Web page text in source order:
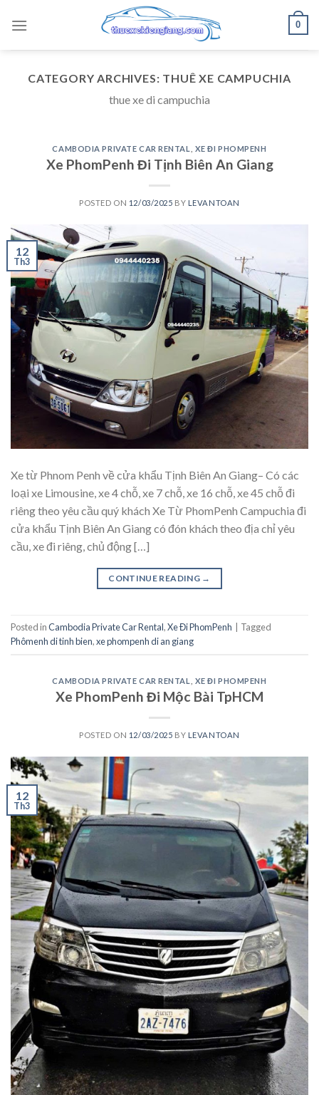
0
CATEGORY ARCHIVES: THUÊ XE CAMPUCHIA
thue xe di campuchia
CAMBODIA PRIVATE CAR RENTAL XE ĐI PHOMPENH
Xe PhomPenh Đi Tịnh Biên An Giang
POSTED ON 12/03/2025 BY LEVANTOAN
12
Th3
Xe từ Phnom Penh về cửa khẩu Tịnh Biên An Giang– Có các
loại xe Limousine, xe 4 chỗ, xe 7 chỗ, xe 16 chỗ, xe 45 chỗ đi
riêng theo yêu cầu quý khách Xe Từ PhomPenh Campuchia đi
cửa khẩu Tịnh Biên An Giang có đón khách theo địa chỉ yêu
cầu, xe đi riêng, chủ động […]
CONTINUE READING →
Posted inCambodia Private Car Rental,Xe Đi PhomPenh
Tagged
Phômenh di tinh bien,xe phompenh di an giang
CAMBODIA PRIVATE CAR RENTAL XE ĐI PHOMPENH
Xe PhomPenh Đi Mộc Bài TpHCM
POSTED ON 12/03/2025 BY LEVANTOAN
12
Th3